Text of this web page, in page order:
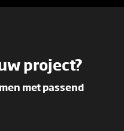
project?
met passend